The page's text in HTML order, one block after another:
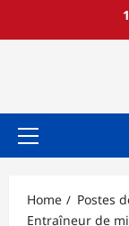
Primary
Home
Postes
Entraîneur de